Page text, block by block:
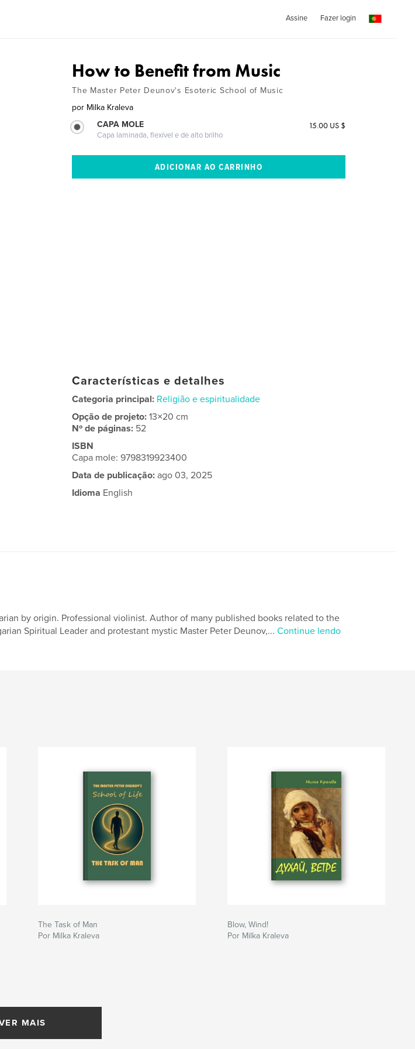
Assine Fazer login
How to Benefit from Music
The Master Peter Deunov's Esoteric School of Music
por Milka Kraleva
CAPA MOLE
Capa laminada, flexível e de alto brilho
15.00 US $
Características e detalhes
Categoria principal: Religião e espiritualidade
Opção de projeto:13×20 cm
Nº de páginas: 52
ISBN
Capa mole: 9798319923400
Data de publicação: ago 03, 2025
Idioma English
by origin. Professional violinist. Author of many published books related to the
Spiritual Leader and protestant mystic Master Peter Deunov,... Continue lendo
The Task of Man
Por Milka Kraleva
Blow, Wind!
Por Milka Kraleva
MAIS